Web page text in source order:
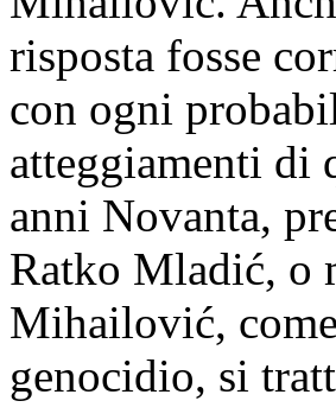
risposta fosse
con ogni
atteggiamenti di
anni Novanta,
Ratko Mladić, o
Mihailović,
genocidio, si